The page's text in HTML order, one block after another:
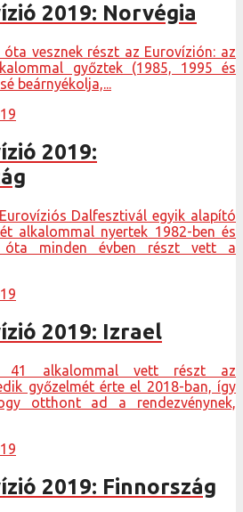
2019: Norvégia
vesznek részt az Eurovízión: az
győztek (1985, 1995 és
beárnyékolja,...
2019:
Dalfesztivál egyik alapító
alkalommal nyertek 1982-ben és
óta minden évben részt vett a
2019: Izrael
41 alkalommal vett részt az
győzelmét érte el 2018-ban, így
otthont ad a rendezvénynek,
2019: Finnország